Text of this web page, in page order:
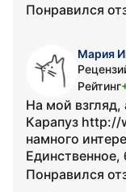
Понравился
Мария
Рейтинг
На мой взгляд,
Карапуз
намного
Единственное,
Понравился